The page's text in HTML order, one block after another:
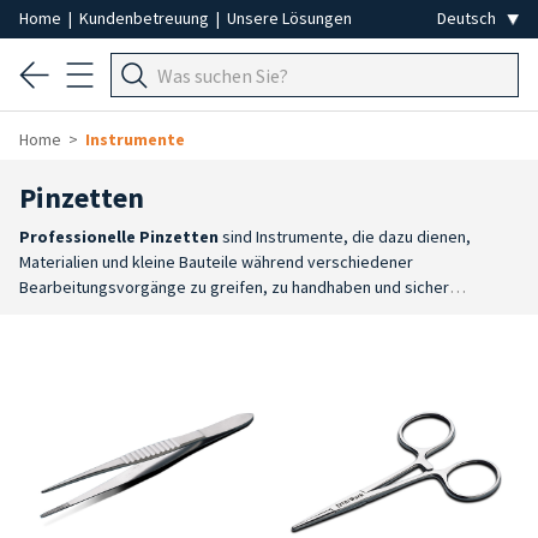
Home | Kundenbetreuung | Unsere Lösungen
Home Instrumente
Pinzetten
Professionelle Pinzetten sind Instrumente, die dazu dienen,
Materialien und kleine Bauteile während verschiedener
Bearbeitungsvorgänge zu greifen, zu handhaben und sicher
Feilchenfeld-Modelle und selbstsichernde Zangen, die mit
verschiedenen Spitzenarten und Greifsystemen erhältlich
Maximale Kontrolle
: Die verschiedenen Ausführungen
ermöglichen präzises und stabiles Arbeiten, wobei das Instrument an
die jeweilige Anwendung und die erforderliche Handfertigkeit